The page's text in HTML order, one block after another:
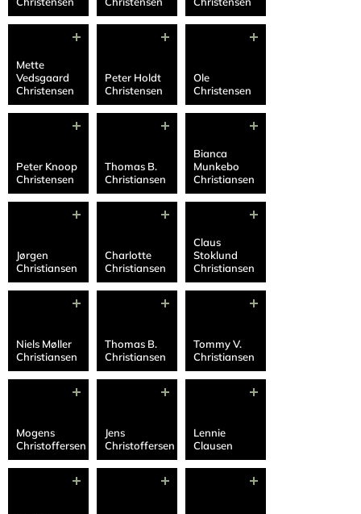
Mette
Vedsgaard
Christensen
Peter Holdt
Christensen
Ole
Christensen
Peter Knoop
Christensen
Thomas B.
Christiansen
Bianca
Munkebo
Christiansen
Jørgen
Christiansen
Charlotte
Christiansen
Claus
Stoklund
Christiansen
Niels Møller
Christiansen
Thomas B.
Christiansen
Tommy V.
Christiansen
Mogens
Christoffersen
Jens
Christoffersen
Lennie
Clausen